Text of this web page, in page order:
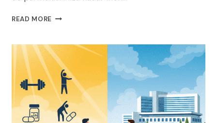
READ MORE BOYUN
KOLDAKI
UYUŞMA
VE
GÜÇ
KAYBINI
CIDDIYE
ALIN